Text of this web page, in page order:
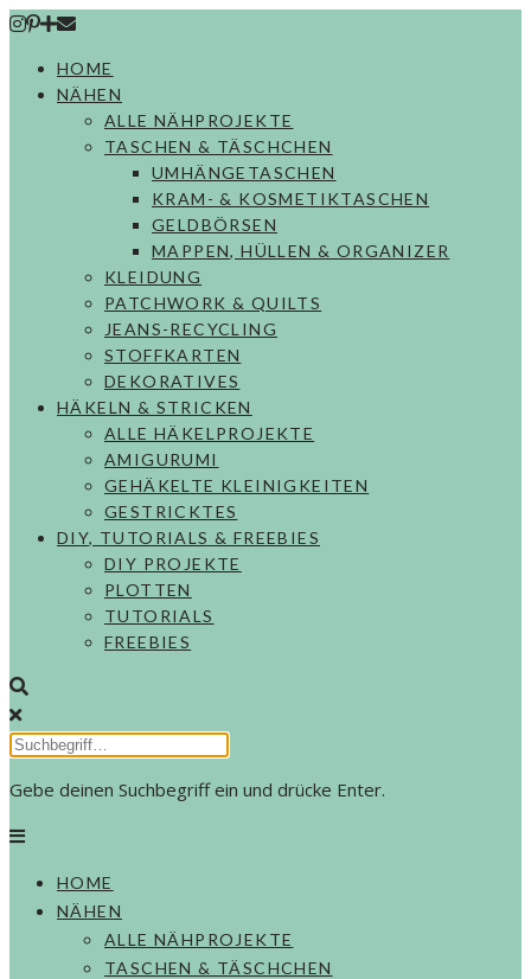
Skip
contentHOME
NÄHEN
ALLE NÄHPROJEKTE
TASCHEN & TÄSCHCHEN
UMHÄNGETASCHEN
KRAM- & KOSMETIKTASCHEN
GELDBÖRSEN
MAPPEN, HÜLLEN & ORGANIZER
KLEIDUNG
PATCHWORK & QUILTS
JEANS-RECYCLING
STOFFKARTEN
DEKORATIVES
HÄKELN & STRICKEN
ALLE HÄKELPROJEKTE
AMIGURUMI
GEHÄKELTE KLEINIGKEITEN
GESTRICKTES
DIY, TUTORIALS & FREEBIES
DIY PROJEKTE
PLOTTEN
TUTORIALS
FREEBIES
Gebe deinen Suchbegriff ein und drücke Enter.
HOME
NÄHEN
ALLE NÄHPROJEKTE
TASCHEN & TÄSCHCHEN